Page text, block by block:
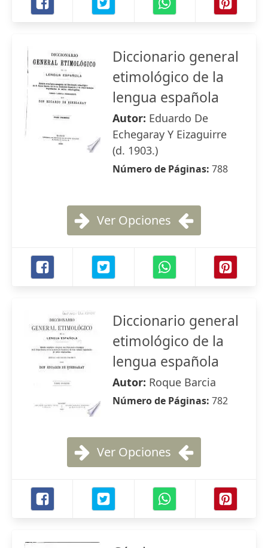
Diccionario general
etimológico de la
lengua española
Autor: Eduardo De
Echegaray Y Eizaguirre
(d. 1903.)
Número de Páginas: 788
Ver Opciones
Diccionario general
etimológico de la
lengua española
Autor: Roque Barcia
Número de Páginas: 782
Ver Opciones